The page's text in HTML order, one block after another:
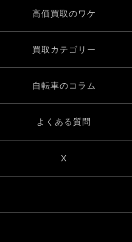
高価買取のワケ
買取カテゴリー
自転車のコラム
よくある質問
X